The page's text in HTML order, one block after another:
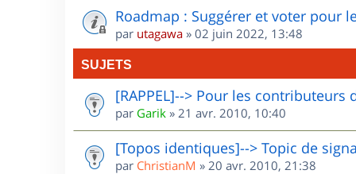
Roadmap : Suggérer et voter pour
par utagawa » 02 juin 2022, 13:48
SUJETS
[RAPPEL]--> Pour les contributeurs
par Garik » 21 avr. 2010, 10:40
[Topos identiques]--> Topic de
par ChristianM » 20 avr. 2010, 21:38